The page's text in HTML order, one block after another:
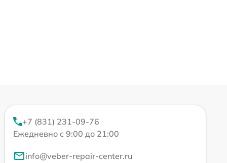
+7 (831) 231-09-76
Ежедневно с 9:00 до 21:00
info@veber-repair-center.ru